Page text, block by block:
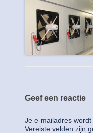
Geef een reactie
Je e-mailadres wordt
Vereiste velden zijn